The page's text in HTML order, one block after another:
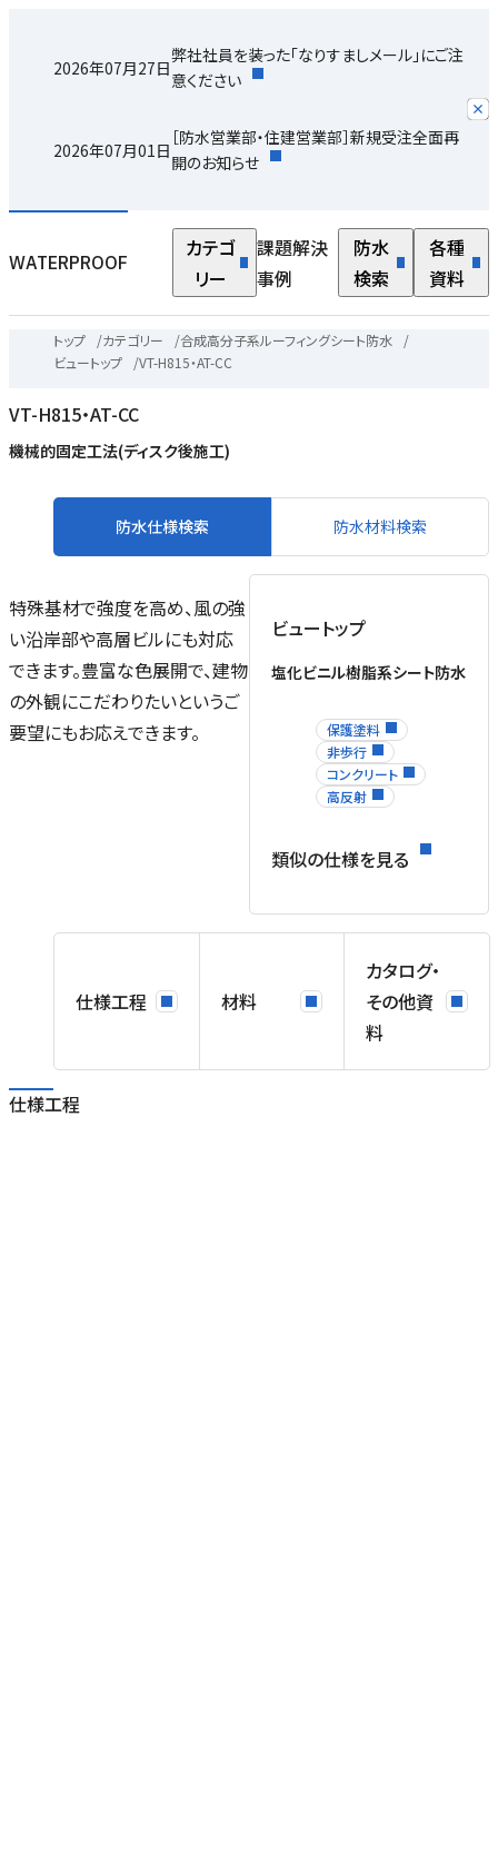
2026年07月27日
弊社社員を装った「なりすましメール」にご注
意ください
2026年07月01日
［防水営業部・住建営業部］新規受注全面再
開のお知らせ
WATERPROOF
カテゴ
リー
課題解決
事例
防水
検索
各種
資料
トップ /カテゴリー /合成高分子系ルーフィングシート防水
/
ビュートップ
/VT-H815・AT-CC
VT-H815・AT-CC
機械的固定工法(ディスク後施工)
防水仕様検索 防水材料検索
特殊基材で強度を高め、風の強
い沿岸部や高層ビルにも対応
できます。豊富な色展開で、建物
の外観にこだわりたいというご
要望にもお応えできます。
ビュートップ
塩化ビニル樹脂系シート防水
保護塗料
非歩行
コンクリート
高反射
類似の仕様を見る
仕様工程 材料
カタログ・
その他資
料
仕様工程